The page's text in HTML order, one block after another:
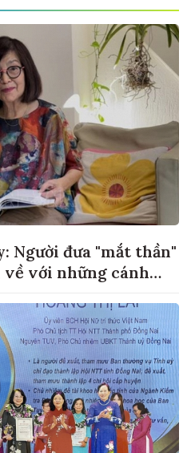
Người đưa "mắt thần"
với những cánh